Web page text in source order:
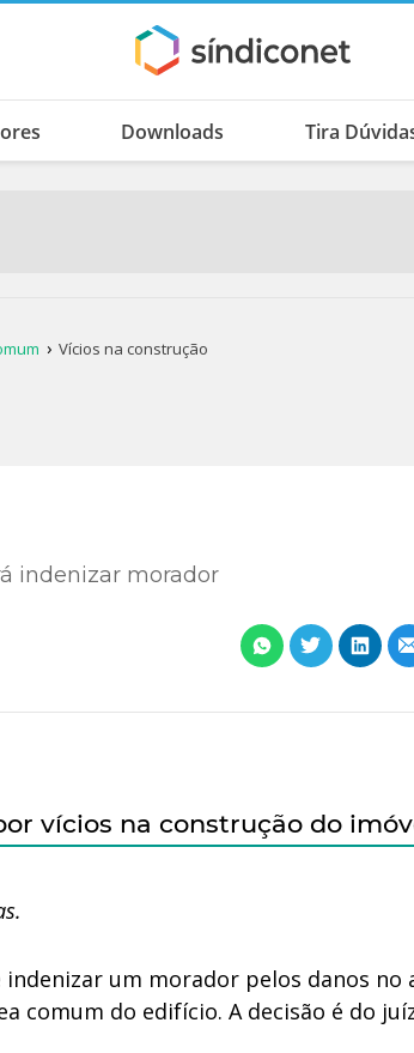
Downloads Tira
Vícios na construção
indenizar morador
vícios na construção do
indenizar um morador pelos danos
do edifício. A decisão é do